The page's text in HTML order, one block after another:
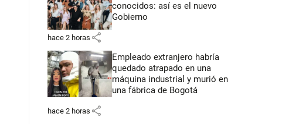
conocidos: así es el nuevo
Gobierno
hace 2 horas share
Empleado extranjero habría
quedado atrapado en una
máquina industrial y murió en
una fábrica de Bogotá
hace 2 horas share